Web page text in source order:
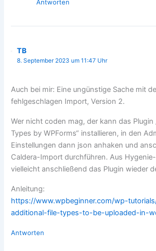
Antworten
TB
8. September 2023 um 11:47 Uhr
Auch bei mir: Eine ungünstige Sache mit
fehlgeschlagen Import, Version 2.
Wer nicht coden mag, der kann das Plugin
Types by WPForms“ installieren, in den
Einstellungen dann json anhaken und
Caldera-Import durchführen. Aus
vielleicht anschließend das Plugin wieder
Anleitung:
https://www.wpbeginner.com/wp-
additional-file-types-to-be-uploaded-in-
Antworten